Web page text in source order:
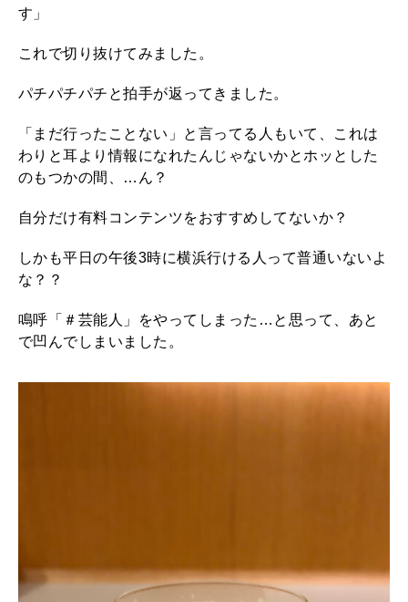
す」
これで切り抜けてみました。
パチパチパチと拍手が返ってきました。
「まだ行ったことない」と言ってる人もいて、これは
わりと耳より情報になれたんじゃないかとホッとした
のもつかの間、…ん？
自分だけ有料コンテンツをおすすめしてないか？
しかも平日の午後3時に横浜行ける人って普通いないよ
な？？
鳴呼「＃芸能人」をやってしまった…と思って、あと
で凹んでしまいました。